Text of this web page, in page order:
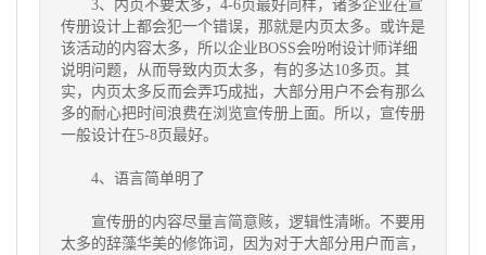
3、内页不要太多，4-6页最好同样，诸多企业在宣
传册设计上都会犯一个错误，那就是内页太多。或许是
该活动的内容太多，所以企业BOSS会吩咐设计师详细
说明问题，从而导致内页太多，有的多达10多页。其
实，内页太多反而会弄巧成拙，大部分用户不会有那么
多的耐心把时间浪费在浏 览宣传册上面。所以，宣传册
一般设计在5-8页最好。
4、语言简单明了
宣传册的内容尽量言简意赅，逻辑性清晰。不要用
太多的辞藻华美的修饰词，因为对于大部分用户而言，